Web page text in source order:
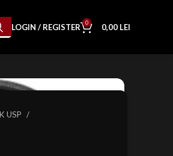
LOGIN / REGISTER 0 0,00 LEI
USP